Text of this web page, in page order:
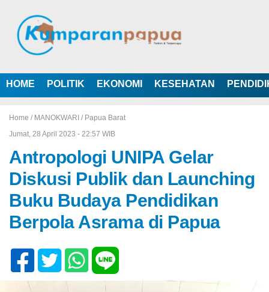
HOME POLITIK EKONOMI KESEHATAN
Home / MANOKWARI / Papua Barat
Jumat, 28 April 2023 - 22:57 WIB
Antropologi UNIPA Gelar
Diskusi Publik dan Launching
Buku Budaya Pendidikan
Berpola Asrama di Papua